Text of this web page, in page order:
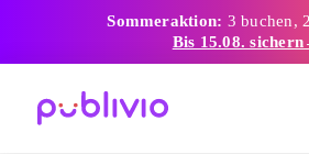
Sommeraktion: 3 buchen,
Bis 15.08. sichern